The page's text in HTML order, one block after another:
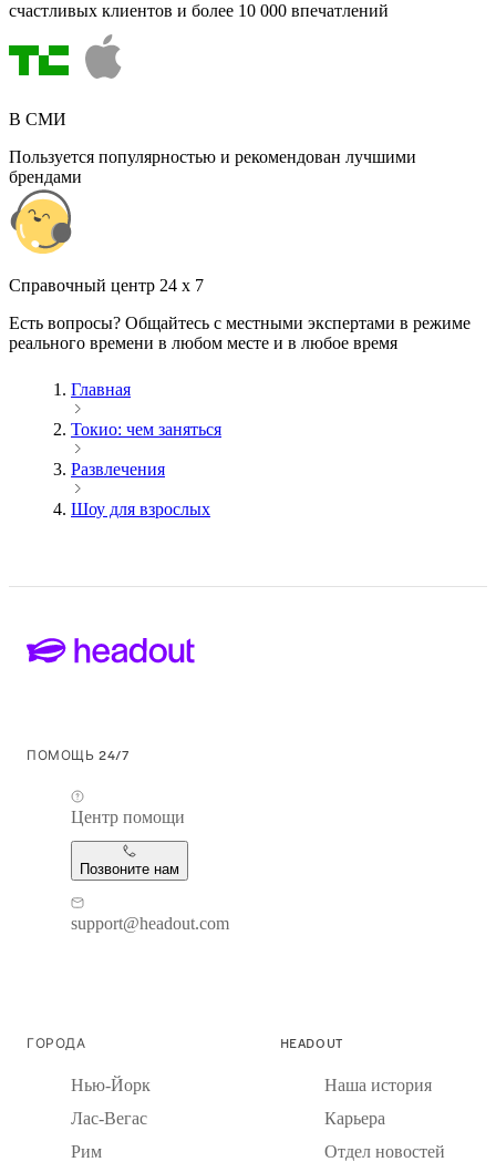
счастливых клиентов и более 10 000 впечатлений
В СМИ
Пользуется популярностью и рекомендован лучшими
брендами
Cправочный центр 24 x 7
Есть вопросы? Общайтесь с местными экспертами в режиме
реального времени в любом месте и в любое время
Главная
Токио: чем заняться
Развлечения
Шоу для взрослых
ПОМОЩЬ 24/7
Центр помощи
Позвоните нам
support@headout.com
ГОРОДА
Нью-Йорк
Лас-Вегас
Рим
HEADOUT
Наша история
Карьера
Отдел новостей